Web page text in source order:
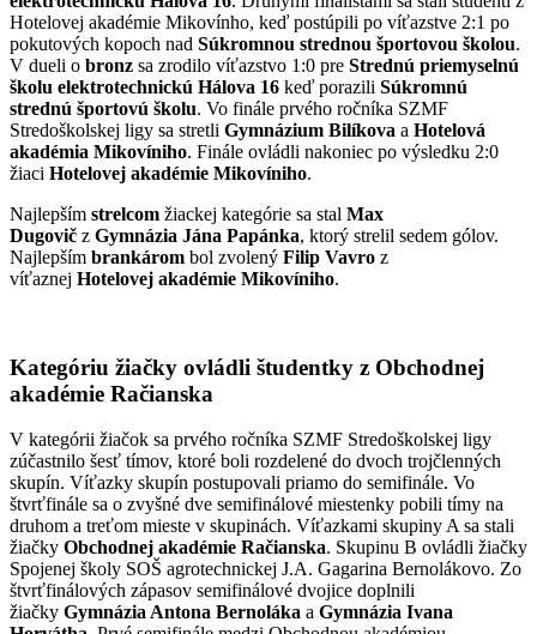
Hotelovej akadémie Mikovínho, keď postúpili po víťazstve 2:1 po
pokutových kopoch nad Súkromnou strednou športovou školou.
V dueli o bronz sa zrodilo víťazstvo 1:0 pre Strednú priemyselnú
školu elektrotechnickú Hálova 16 keď porazili Súkromnú
strednú športovú školu. Vo finále prvého ročníka SZMF
Stredoškolskej ligy sa stretli Gymnázium Bilíkova a Hotelová
akadémia Mikovíniho. Finále ovládli nakoniec po výsledku 2:0
žiaci Hotelovej akadémie Mikovíniho.
Najlepším strelcom žiackej kategórie sa stal Max
Dugovič z Gymnázia Jána Papánka, ktorý strelil sedem gólov.
Najlepším brankárom bol zvolený Filip Vavro z
víťaznej Hotelovej akadémie Mikovíniho.
Kategóriu žiačky ovládli študentky z Obchodnej
akadémie Račianska
V kategórii žiačok sa prvého ročníka SZMF Stredoškolskej ligy
zúčastnilo šesť tímov, ktoré boli rozdelené do dvoch trojčlenných
skupín. Víťazky skupín postupovali priamo do semifinále. Vo
štvrťfinále sa o zvyšné dve semifinálové miestenky pobili tímy na
druhom a treťom mieste v skupinách. Víťazkami skupiny A sa stali
žiačky Obchodnej akadémie Račianska. Skupinu B ovládli žiačky
Spojenej školy SOŠ agrotechnickej J.A. Gagarina Bernolákovo. Zo
štvrťfinálových zápasov semifinálové dvojice doplnili
žiačky Gymnázia Antona Bernoláka a Gymnázia Ivana